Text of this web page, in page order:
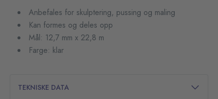
Anbefales for skulptering, pussing og maling
Kan formes og deles opp
Mål: 12,7 mm x 22,8 m
Farge: klar
TEKNISKE DATA